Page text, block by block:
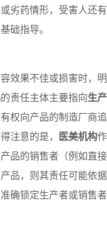
劣药情形，受害人还
础指导。
效果不佳或损害时，
的责任主体主要指向生
权向产品的制造厂商
注意的是， 医美机构
品的销售者（例如直
品，则其责任可能依据
确锁定生产者或销售